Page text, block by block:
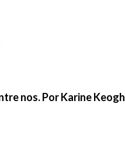
nos. Por Karine Keogh